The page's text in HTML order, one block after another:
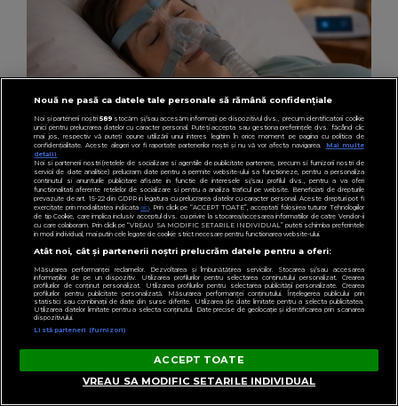
LIFESTYLE
(P) Oboseala care nu trece: când opt ore de
somn nu mai sunt de ajuns
Nouă ne pasă ca datele tale personale să rămână confidențiale
Noi și partenerii noștri589stocăm și/sau accesăm informații pe dispozitivul dvs., precum identificatorii cookie
unici pentru prelucrarea datelor cu caracter personal. Puteți accepta sau gestiona preferințele dvs. făcând clic
mai jos, respectiv vă puteți opune utilizării unui interes legitim în orice moment pe pagina cu politica de
confidențialitate. Aceste alegeri vor fi raportate partenerilor noștri și nu vă vor afecta navigarea.
Mai multe
detalii
Noi si partenerii nostri (retelele de socializare si agentiile de publicitate partenere, precum si furnizorii nostri de
servicii de date analitice) prelucram date pentru a permite website-ului sa functioneze, pentru a personaliza
continutul si anunturile publicitare afisate in functie de interesele si/sau profilul dvs., pentru a va oferi
functionalitati aferente retelelor de socializare si pentru a analiza traficul pe website. Beneficiati de drepturile
prevazute de art. 15-22 din GDPR in legatura cu prelucrarea datelor cu caracter personal. Aceste drepturi pot fi
exercitate prin modalitatea indicataaici. Prin click pe “ACCEPT TOATE”, acceptati folosirea tuturor Tehnologiilor
de tip Cookie, care implica inclusiv acceptul dvs. cu privire la stocarea/accesarea informatiilor de catre Vendor-ii
cu care colaboram. Prin click pe “VREAU SA MODIFIC SETARILE INDIVIDUAL” puteti schimba preferintele
in mod individual, mai putin cele legate de cookie strict necesare pentru functionarea website-ului.
Atât noi, cât și partenerii noștri prelucrăm datele pentru a oferi:
Măsurarea performanței reclamelor. Dezvoltarea și îmbunătățirea serviciilor. Stocarea și/sau accesarea
informațiilor de pe un dispozitiv. Utilizarea profilurilor pentru selectarea conținutului personalizat. Crearea
profilurilor de conținut personalizat. Utilizarea profilurilor pentru selectarea publicității personalizate. Crearea
profilurilor pentru publicitate personalizată. Măsurarea performanței conținutului. Înțelegerea publicului prin
statistici sau combinații de date din surse diferite. Utilizarea de date limitate pentru a selecta publicitatea.
Utilizarea datelor limitate pentru a selecta conținutul. Date precise de geolocație și identificarea prin scanarea
dispozitivului.
Listă parteneri (furnizori)
ACCEPT TOATE
VREAU SA MODIFIC SETARILE INDIVIDUAL